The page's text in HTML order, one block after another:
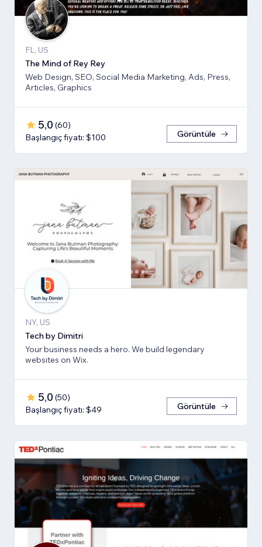
FL, US
The Mind of Rey Rey
Web Design, SEO, Social Media Marketing, Ads, Press,
Articles, Graphics
5,0 (60)
Başlangıç fiyatı: $100
Görüntüle
NY, US
Tech by Dimitri
Your business needs a hero. We build legendary
websites on Wix.
5,0 (50)
Başlangıç fiyatı: $49
Görüntüle